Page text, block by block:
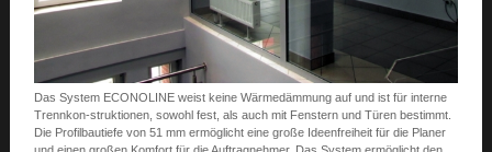
Das System ECONOLINE weist keine Wärmedämmung auf und ist für interne
Trennkon-struktionen, sowohl fest, als auch mit Fenstern und Türen bestimmt.
Die Profilbautiefe von 51 mm ermöglicht eine große Ideenfreiheit für die Planer